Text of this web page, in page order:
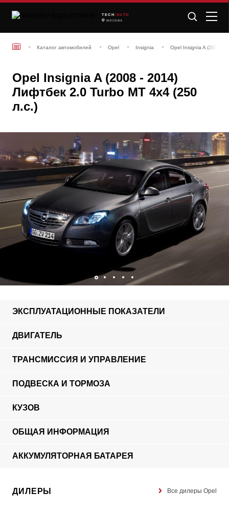
TECH /AUTO
МОСКВА
Каталог автомобилей Opel Insignia Opel Insignia A (2008 -
Opel Insignia A (2008 - 2014)
Лифтбек 2.0 Turbo MT 4x4 (250
л.с.)
ЭКСПЛУАТАЦИОННЫЕ ПОКАЗАТЕЛИ
ДВИГАТЕЛЬ
ТРАНСМИССИЯ И УПРАВЛЕНИЕ
ПОДВЕСКА И ТОРМОЗА
КУЗОВ
ОБЩАЯ ИНФОРМАЦИЯ
АККУМУЛЯТОРНАЯ БАТАРЕЯ
ДИЛЕРЫ Все дилеры Opel